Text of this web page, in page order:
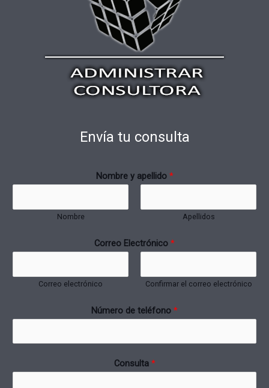
Envía tu consulta
Nombre y apellido *
Nombre Apellidos
Correo Electrónico *
Correo electrónico Confirmar el correo electrónico
Número de teléfono *
Consulta *